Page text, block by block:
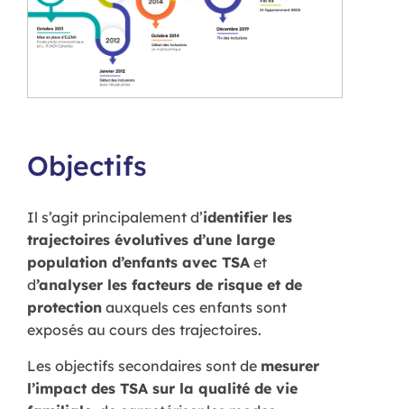
Objectifs
Il s’agit principalement d’identifier les
trajectoires évolutives d’une large
population d’enfants avec TSA et
d’analyser les facteurs de risque et de
protection auxquels ces enfants sont
exposés au cours des trajectoires.
Les objectifs secondaires sont de mesurer
l’impact des TSA sur la qualité de vie